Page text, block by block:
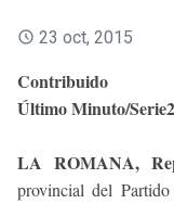
23 oct, 2015
Contribuido
Último Minuto/
LA ROMANA,
provincial del